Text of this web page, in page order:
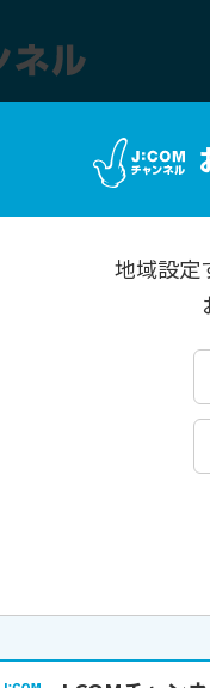
北海道・東北
地域設定